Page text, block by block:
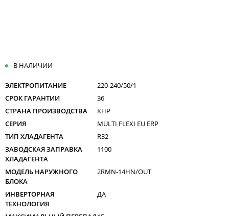
В НАЛИЧИИ
ЭЛЕКТРОПИТАНИЕ
220-240/50/1
СРОК ГАРАНТИИ
36
СТРАНА ПРОИЗВОДСТВА
КНР
СЕРИЯ
MULTI FLEXI EU ERP
ТИП ХЛАДАГЕНТА
R32
ЗАВОДСКАЯ ЗАПРАВКА
ХЛАДАГЕНТА
1100
МОДЕЛЬ НАРУЖНОГО
БЛОКА
2RMN-14HN/OUT
ИНВЕРТОРНАЯ
ТЕХНОЛОГИЯ
ДА